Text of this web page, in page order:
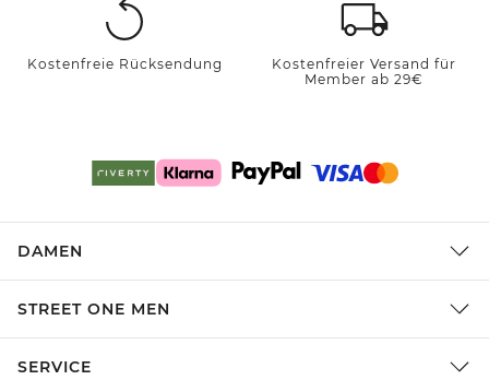
Kostenfreie Rücksendung
Kostenfreier Versand für
Member ab 29€
DAMEN
STREET ONE MEN
SERVICE